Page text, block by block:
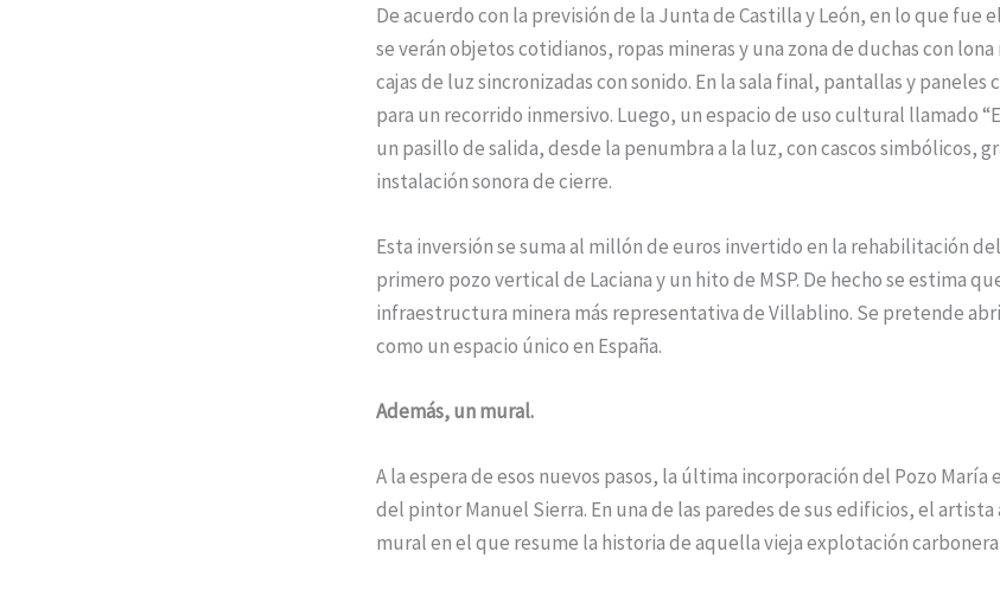
De acuerdo con la previsión de la Junta de Castilla y León, en lo que fue
se verán objetos cotidianos, ropas mineras y una zona de duchas con
cajas de luz sincronizadas con sonido. En la sala final, pantallas y
para un recorrido inmersivo. Luego, un espacio de uso cultural llamado
un pasillo de salida, desde la penumbra a la luz, con cascos simbólicos,
instalación sonora de cierre.
Esta inversión se suma al millón de euros invertido en la rehabilitación
primero pozo vertical de Laciana y un hito de MSP. De hecho se estima
infraestructura minera más representativa de Villablino. Se pretende
como un espacio único en España.
Además, un mural.
A la espera de esos nuevos pasos, la última incorporación del Pozo María
del pintor Manuel Sierra. En una de las paredes de sus edificios, el artista
mural en el que resume la historia de aquella vieja explotación